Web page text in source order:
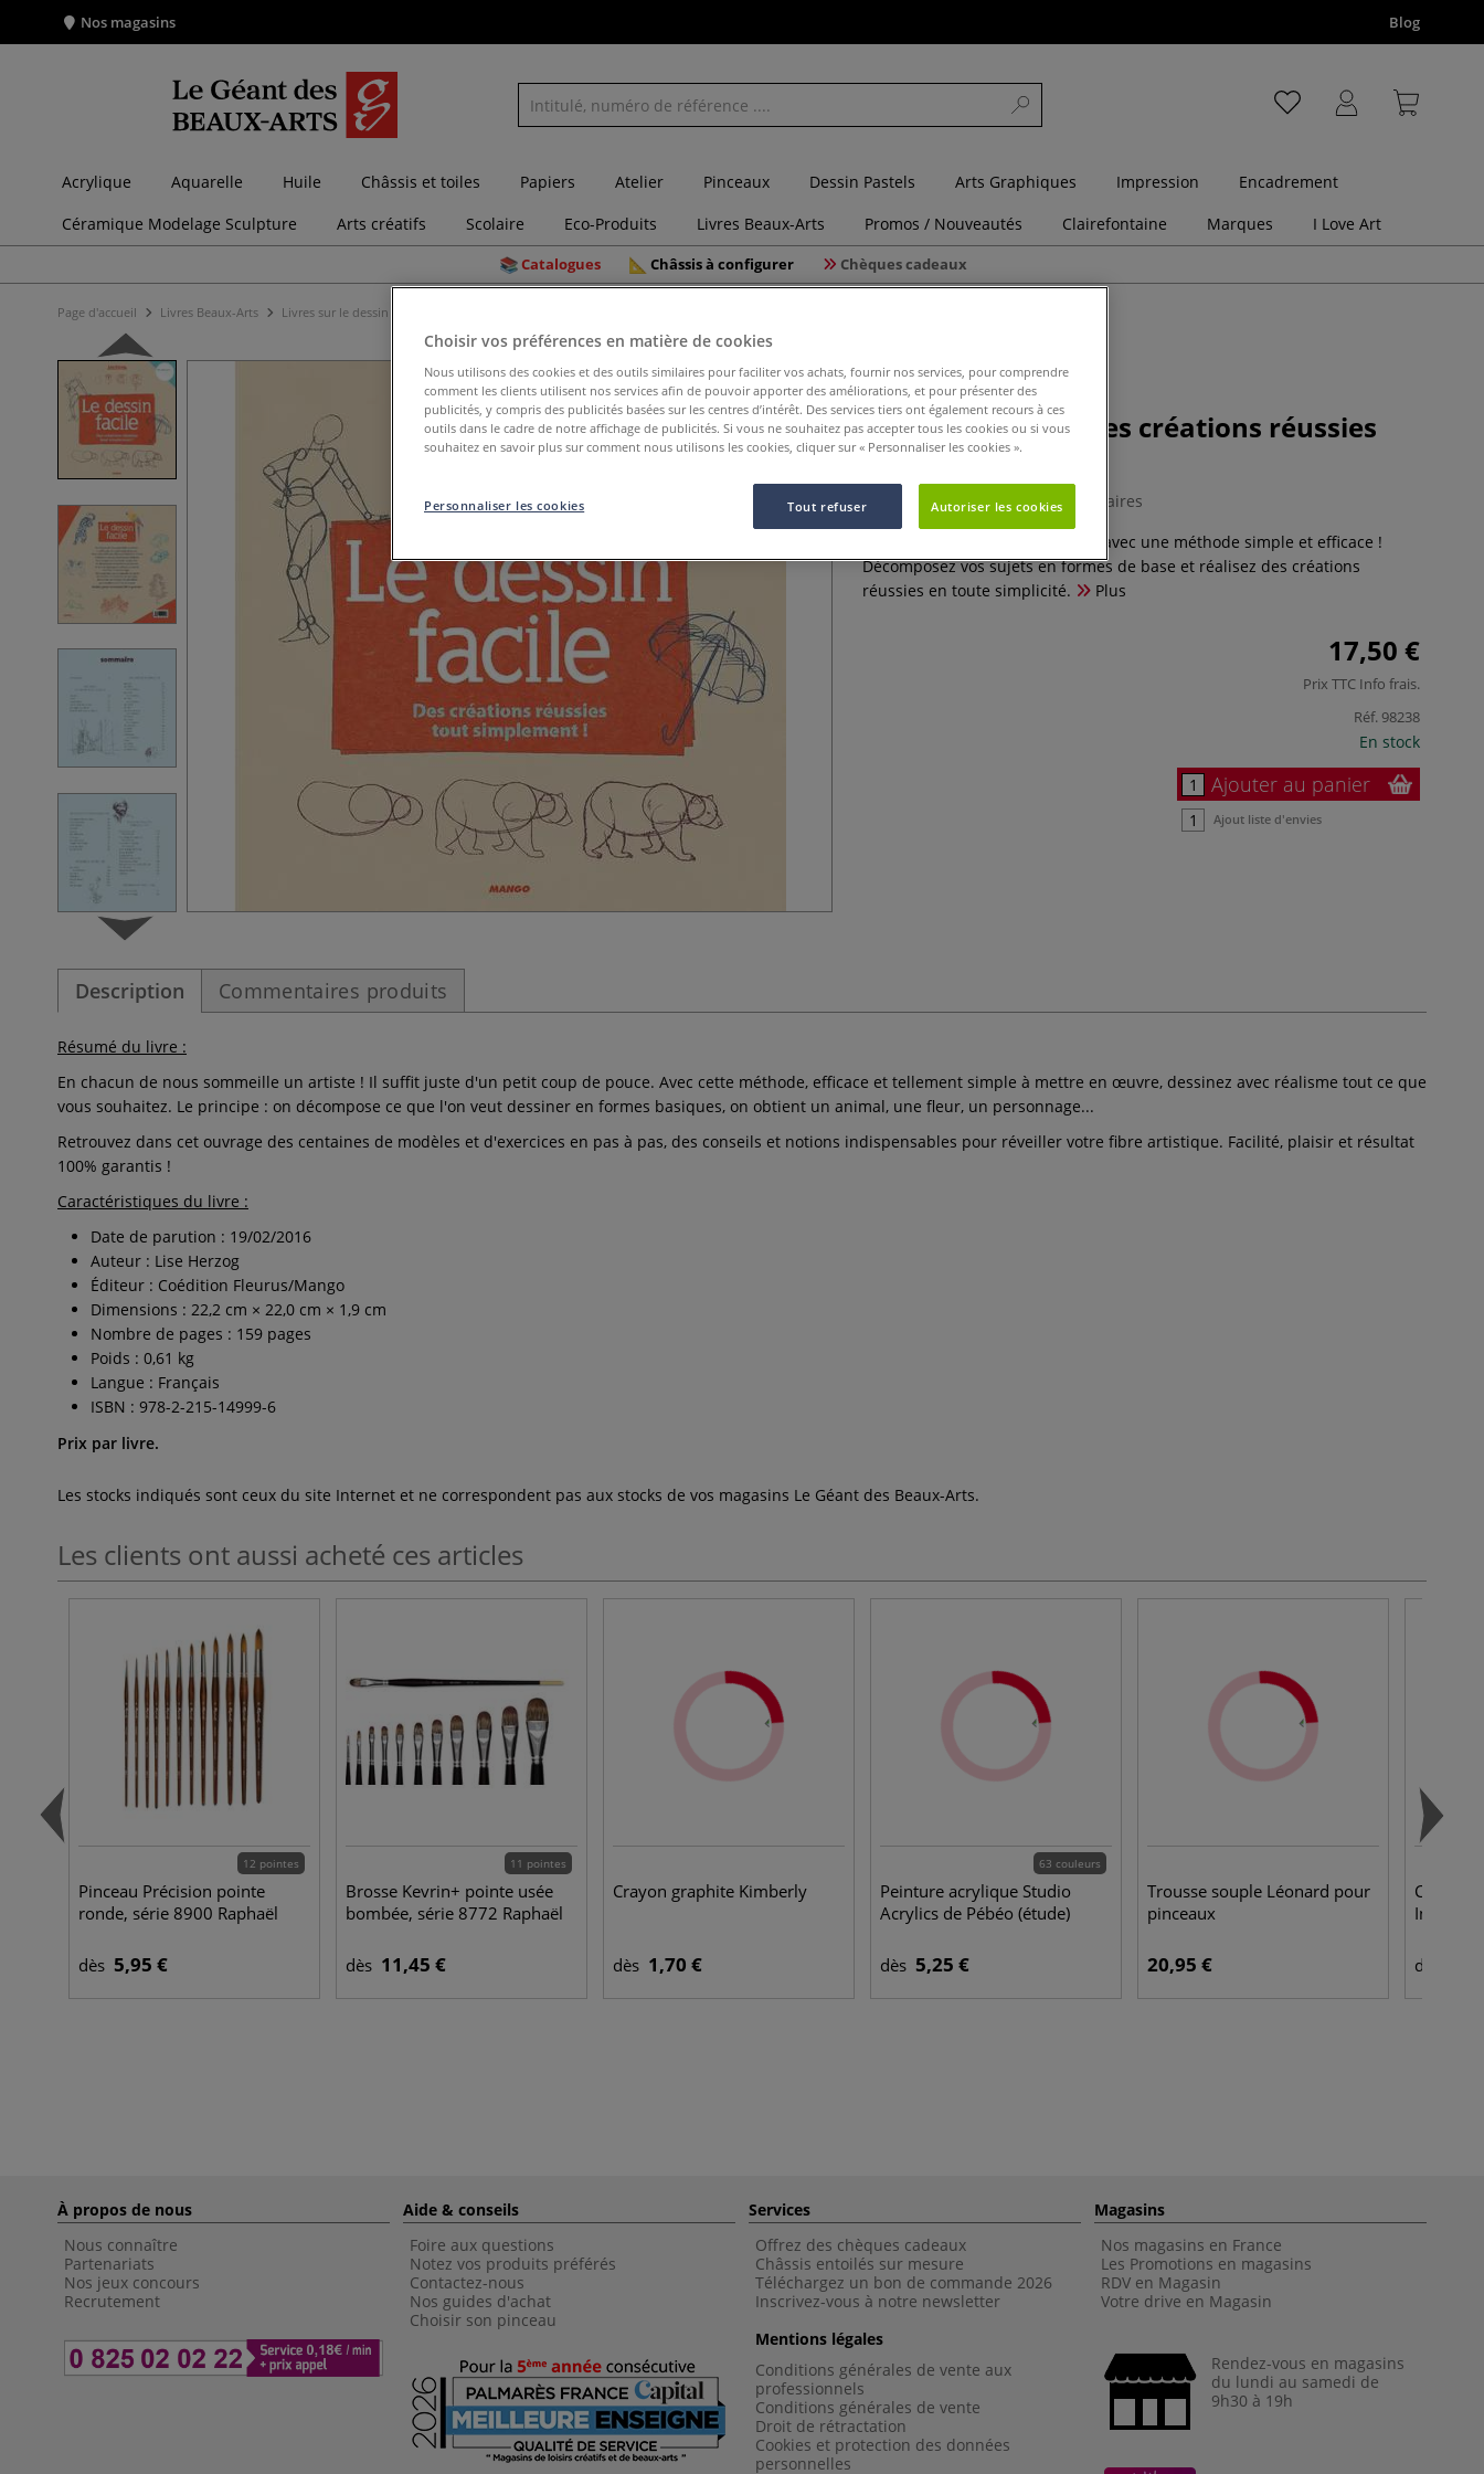
Nos magasins Blog
Acrylique Aquarelle Huile Châssis et toiles Papiers Atelier Pinceaux Dessin Pastels Arts Graphiques Impression
Encadrement
Céramique Modelage Sculpture
Arts créatifs Scolaire Eco-Produits Livres Beaux-Arts Promos / Nouveautés Clairefontaine Marques I Love Art
Catalogues Châssis à configurer Chèques cadeaux
Page d'accueil Livres Beaux-Arts Livres sur le dessin
Le dessin facile - Des créations réussies
tout simplement !
0 Commentaires
Apprenez à dessiner facilement avec une méthode simple et efficace !
Décomposez vos sujets en formes de base et réalisez des créations
réussies en toute simplicité.
Plus
17,50 €
Prix TTC Info frais.
Réf. 98238
En stock
Ajouter au panier
Ajout liste d'envies
Description Commentaires produits
Résumé du livre :
En chacun de nous sommeille un artiste ! Il suffit juste d'un petit coup de pouce. Avec cette méthode, efficace et tellement simple à mettre en œuvre, dessinez avec réalisme tout ce que
vous souhaitez. Le principe : on décompose ce que l'on veut dessiner en formes basiques, on obtient un animal, une fleur, un personnage...
Retrouvez dans cet ouvrage des centaines de modèles et d'exercices en pas à pas, des conseils et notions indispensables pour réveiller votre fibre artistique. Facilité, plaisir et résultat
100% garantis !
Caractéristiques du livre :
Date de parution : 19/02/2016
Auteur : Lise Herzog
Éditeur : Coédition Fleurus/Mango
Dimensions : 22,2 cm × 22,0 cm × 1,9 cm
Nombre de pages : 159 pages
Poids : 0,61 kg
Langue : Français
ISBN : 978-2-215-14999-6
Prix par livre.
Les stocks indiqués sont ceux du site Internet et ne correspondent pas aux stocks de vos magasins Le Géant des Beaux-Arts.
Les clients ont aussi acheté ces articles
12 pointes
Pinceau Précision pointe
ronde, série 8900 Raphaël
dès 5,95 €
11 pointes
Brosse Kevrin+ pointe usée
bombée, série 8772 Raphaël
dès 11,45 €
Crayon graphite Kimberly
dès 1,70 €
63 couleurs
Peinture acrylique Studio
Acrylics de Pébéo (étude)
dès 5,25 €
Trousse souple Léonard pour
pinceaux
20,95 €
Coffret
Inktense
dès
À propos de nous
Nous connaître
Partenariats
Nos jeux concours
Recrutement
Aide & conseils
Foire aux questions
Notez vos produits préférés
Contactez-nous
Nos guides d'achat
Choisir son pinceau
Services
Offrez des chèques cadeaux
Châssis entoilés sur mesure
Téléchargez un bon de commande 2026
Inscrivez-vous à notre newsletter
Mentions légales
Conditions générales de vente aux
professionnels
Conditions générales de vente
Droit de rétractation
Cookies et protection des données
personnelles
Magasins
Nos magasins en France
Les Promotions en magasins
RDV en Magasin
Votre drive en Magasin
Rendez-vous en magasins
du lundi au samedi de
9h30 à 19h
Choisir vos préférences en matière de cookies
Nous utilisons des cookies et des outils similaires pour faciliter vos achats, fournir nos services, pour comprendre
comment les clients utilisent nos services afin de pouvoir apporter des améliorations, et pour présenter des
publicités, y compris des publicités basées sur les centres d’intérêt. Des services tiers ont également recours à ces
outils dans le cadre de notre affichage de publicités. Si vous ne souhaitez pas accepter tous les cookies ou si vous
souhaitez en savoir plus sur comment nous utilisons les cookies, cliquer sur « Personnaliser les cookies ».
Tout refuser Autoriser les cookies
Personnaliser les cookies